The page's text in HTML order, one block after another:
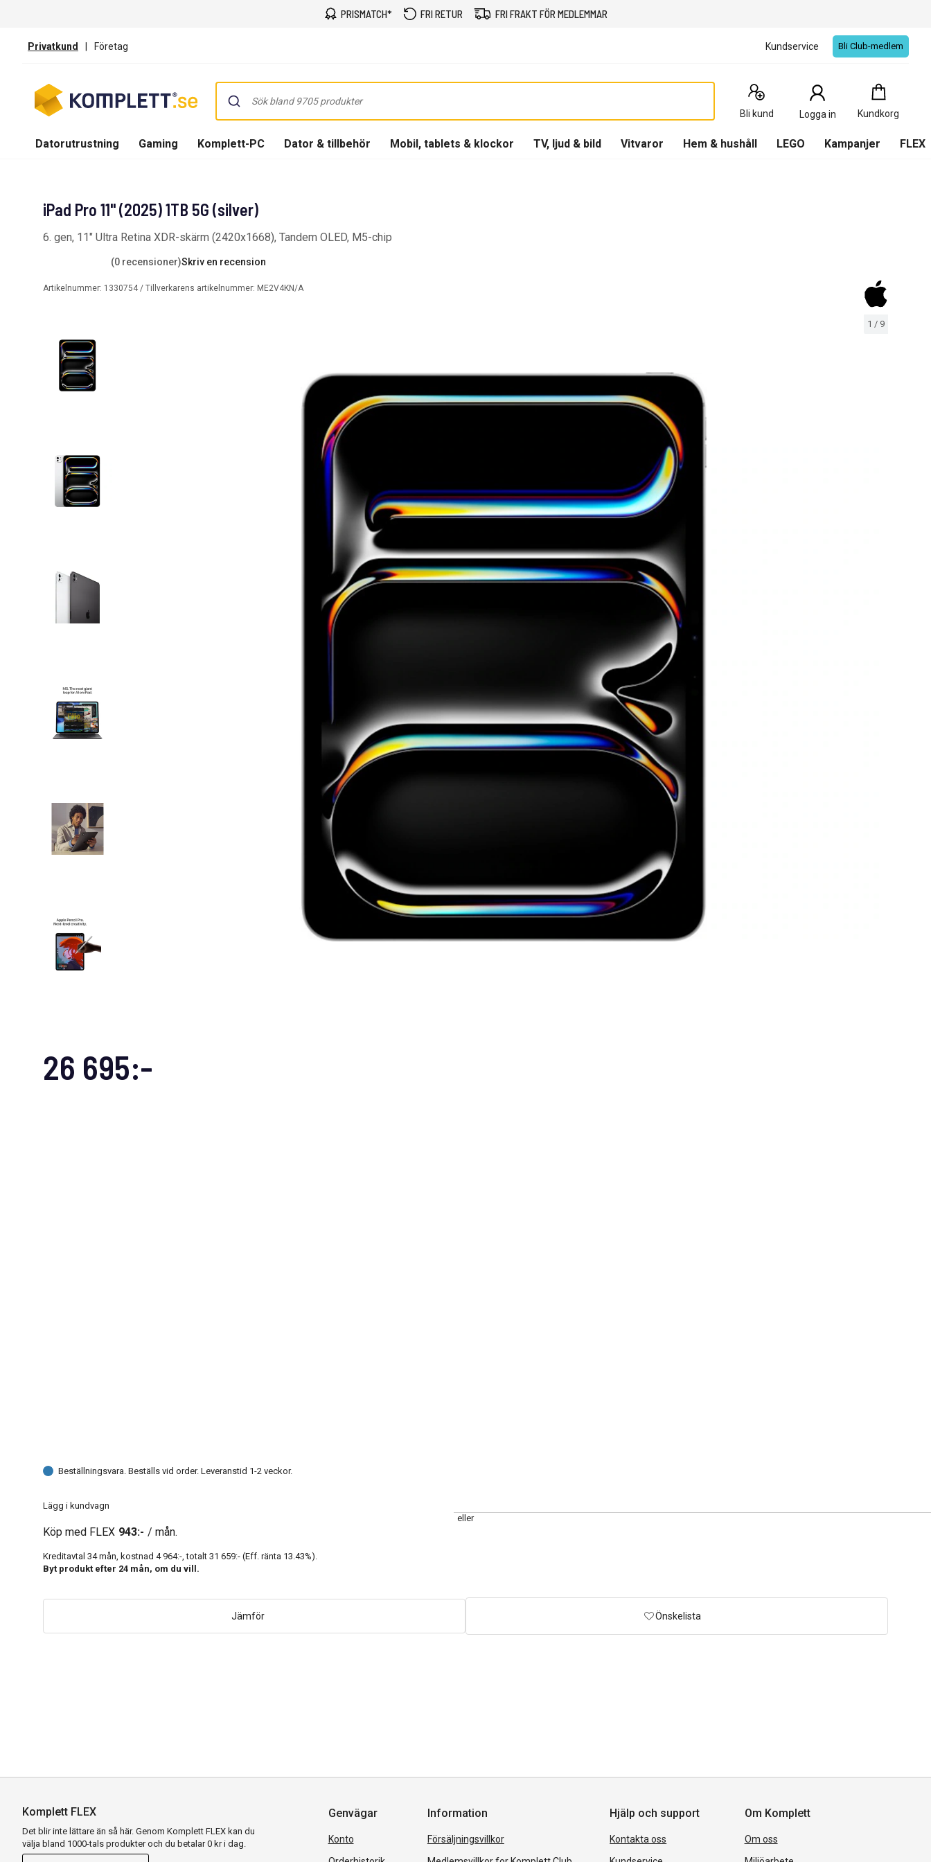
PRISMATCH* FRI RETUR FRI FRAKT FÖR MEDLEMMAR
Privatkund | Företag Kundservice Bli Club-medlem
Bli kund Logga in Kundkorg
Kundkorg
0
Produkter
Datorutrustning Gaming Komplett-PC Dator & tillbehör Mobil, tablets & klockor TV, ljud & bild Vitvaror Hem & hushåll LEGO Kampanjer FLEX
1 / 9
iPad Pro 11" (2025) 1TB 5G (silver)
6. gen, 11" Ultra Retina XDR-skärm (2420x1668), Tandem OLED, M5-chip
(0 recensioner)Skriv en recension
Artikelnummer: 1330754 / Tillverkarens artikelnummer: ME2V4KN/A
26 695:-
Beställningsvara. Beställs vid order. Leveranstid 1-2 veckor.
Lägg i kundvagn
eller
Köp med FLEX 943:- / mån.
Kreditavtal 34mån, kostnad 4 964:- , totalt 31 659:- (Eff. ränta 13.43%).
Byt produkt efter 24 mån, om du vill.
Jämför Önskelista
Komplett FLEX
Det blir inte lättare än så här. Genom Komplett FLEX kan du
välja bland 1000-tals produkter och du betalar 0 kr i dag.
Genvägar
Konto
Information
Försäljningsvillkor
Hjälp och support
Kontakta oss
Om Komplett
Om oss